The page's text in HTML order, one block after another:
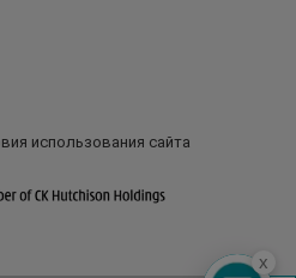
использования сайта
x